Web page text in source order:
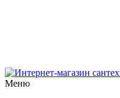
Меню